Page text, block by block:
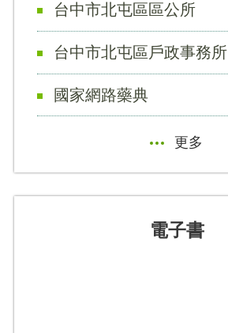
台中市北屯區區公所
台中市北屯區戶政事務所
國家網路藥典
更多
電子書